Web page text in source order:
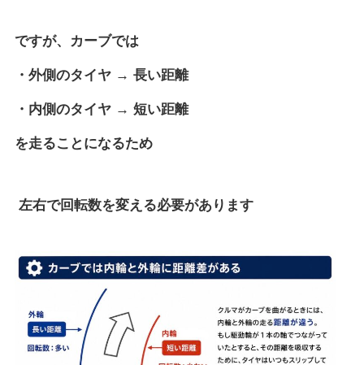
ですが、カーブでは
・外側のタイヤ → 長い距離
・内側のタイヤ → 短い距離
を走ることになるため
左右で回転数を変える必要があります